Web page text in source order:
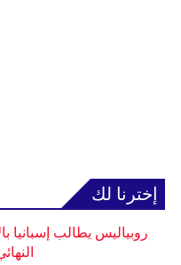
إخترنا لك
روبياليس يطالب إسبانيا